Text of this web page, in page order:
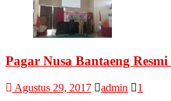
Pagar Nusa Bantaeng
Agustus 29, 2017 admin 1